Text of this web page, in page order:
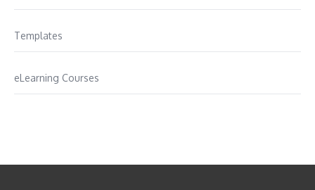
Templates
eLearning Courses